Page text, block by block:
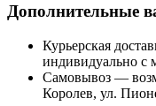
Дополнительные
Курьерская
индивидуально с
Самовывоз —
Королев, ул.